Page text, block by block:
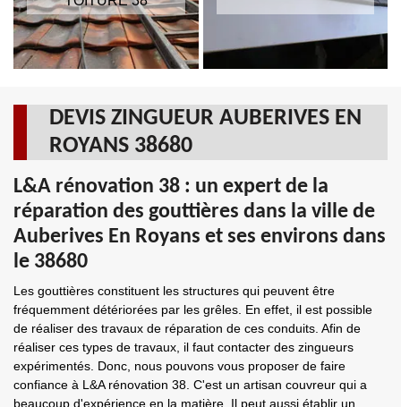
DEVIS ZINGUEUR AUBERIVES EN
ROYANS 38680
L&A rénovation 38 : un expert de la
réparation des gouttières dans la ville de
Auberives En Royans et ses environs dans
le 38680
Les gouttières constituent les structures qui peuvent être
fréquemment détériorées par les grêles. En effet, il est possible
de réaliser des travaux de réparation de ces conduits. Afin de
réaliser ces types de travaux, il faut contacter des zingueurs
expérimentés. Donc, nous pouvons vous proposer de faire
confiance à L&A rénovation 38. C'est un artisan couvreur qui a
beaucoup d'expérience en la matière. Il peut aussi établir un